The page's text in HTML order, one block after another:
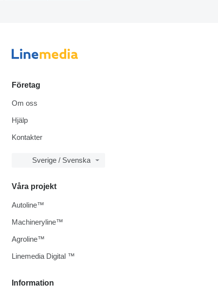
Företag
Om oss
Hjälp
Kontakter
Sverige / Svenska
Information
Våra projekt
Autoline™
Machineryline™
Agroline™
Linemedia Digital ™